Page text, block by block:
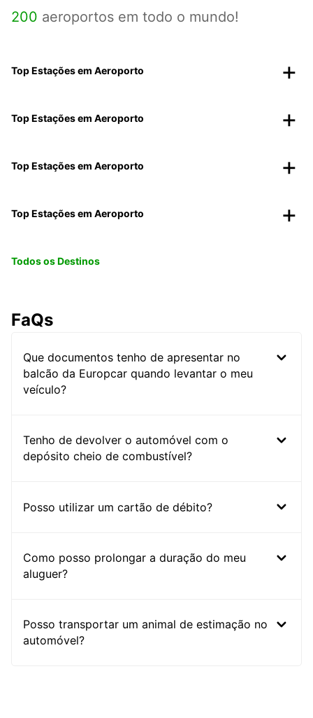
200 aeroportos em todo o mundo!
Top Estações em Aeroporto
Top Estações em Aeroporto
Top Estações em Aeroporto
Top Estações em Aeroporto
Todos os Destinos
FaQs
Que documentos tenho de apresentar no
balcão da Europcar quando levantar o meu
veículo?
Tenho de devolver o automóvel com o
depósito cheio de combustível?
Posso utilizar um cartão de débito?
Como posso prolongar a duração do meu
aluguer?
Posso transportar um animal de estimação no
automóvel?